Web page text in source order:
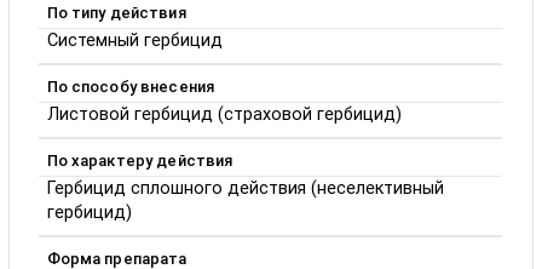
По типу действия
Системный гербицид
По способу внесения
Листовой гербицид (страховой гербицид)
По характеру действия
Гербицид сплошного действия (неселективный
гербицид)
Форма препарата